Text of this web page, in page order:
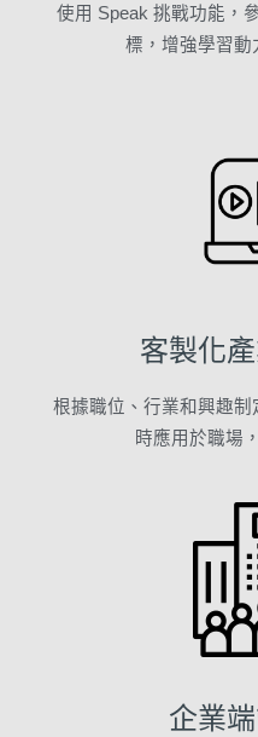
使用 Speak 挑戰功能，
標，增強學習動
客製化
根據職位、行業和興趣
時應用於職場
企業